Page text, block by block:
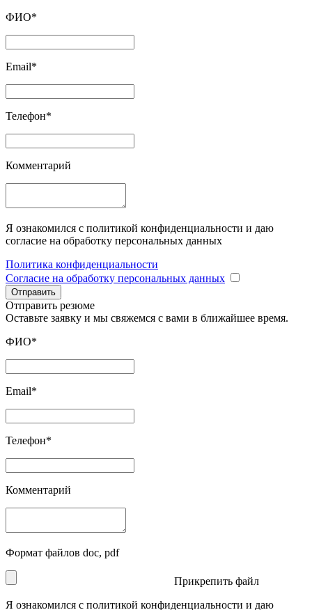
ФИО*
Email*
Телефон*
Комментарий
Я ознакомился с политикой конфиденциальности и даю
согласие на обработку персональных данных
Политика конфиденциальности
Согласие на обработку персональных данных
Отправить
Отправить резюме
Оставьте заявку и мы свяжемся с вами в ближайшее время.
ФИО*
Email*
Телефон*
Комментарий
Формат файлов doc, pdf
Прикрепить файл
Я ознакомился с политикой конфиденциальности и даю